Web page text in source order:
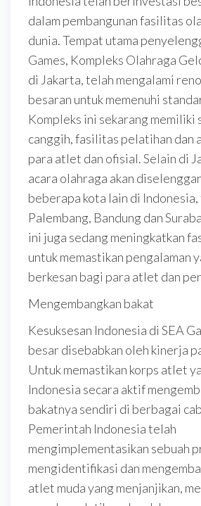
dalam pembangunan fasilitas
dunia. Tempat utama
Games, Kompleks Olahraga
di Jakarta, telah mengalami
besaran untuk memenuhi
Kompleks ini sekarang memiliki
canggih, fasilitas pelatihan dan
para atlet dan ofisial. Selain di
acara olahraga akan
beberapa kota lain di
Palembang, Bandung dan
ini juga sedang meningkatkan
untuk memastikan pengalaman
berkesan bagi para atlet dan
Mengembangkan bakat
Kesuksesan Indonesia di SEA
besar disebabkan oleh kinerja
Untuk memastikan korps atlet
Indonesia secara aktif
bakatnya sendiri di berbagai
Pemerintah Indonesia telah
mengimplementasikan sebuah
mengidentifikasi dan
atlet muda yang menjanjikan,